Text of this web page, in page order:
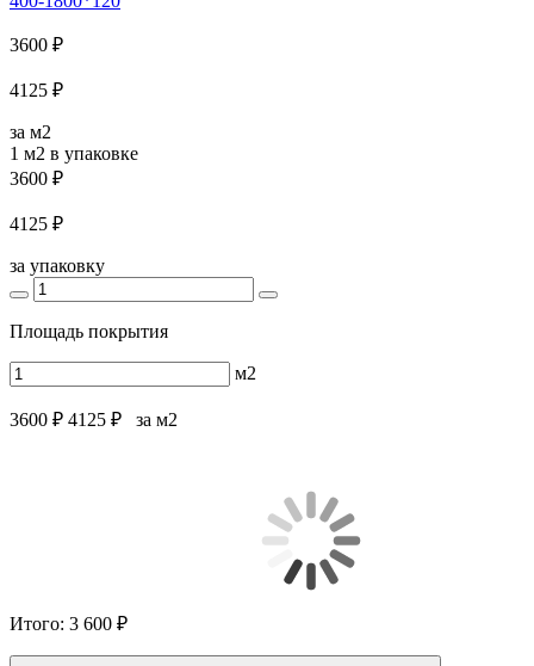
3600 ₽
4125 ₽
за м2
1 м2 в упаковке
3600 ₽
4125 ₽
за упаковку
Площадь покрытия
м2
3600 ₽ 4125 ₽ за м2
Итого: 3 600 ₽